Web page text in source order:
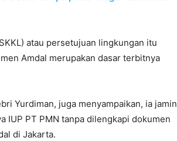
atau persetujuan lingkungan itu
Amdal merupakan dasar terbitnya
Yurdiman, juga menyampaikan, ia jamin
IUP PT PMN tanpa dilengkapi dokumen
di Jakarta.